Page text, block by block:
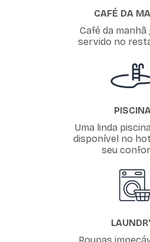
CAFÉ DA
Café da
servido no
Uma linda
disponível no
seu